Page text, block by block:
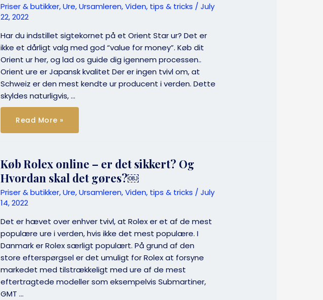
Priser & butikker,Ure,Ursamleren,Viden, tips & tricks /July
22, 2022
Har du indstillet sigtekornet på et Orient Star ur? Det er
ikke et dårligt valg med god “value for money”. Køb dit
Orient ur her, og lad os guide dig igennem processen..
Orient ure er Japansk kvalitet Der er ingen tvivl om, at
Schweiz er den mest kendte ur producent i verden. Dette
skyldes naturligvis, …
Køb
Orient
ur
Hvordan?
Hvorfor?
Read More »
Køb Rolex online – er det sikkert? Og
Hvordan skal det gøres?￼
Priser & butikker,Ure,Ursamleren,Viden, tips & tricks / July
14, 2022
Det er hævet over enhver tvivl, at Rolex er et af de mest
populære ure i verden, hvis ikke det mest populære. I
Danmark er Rolex særligt populært. På grund af den
store efterspørgsel er det umuligt for Rolex at forsyne
markedet med tilstrækkeligt med ure af de mest
eftertragtede modeller som eksempelvis Submartiner,
GMT …